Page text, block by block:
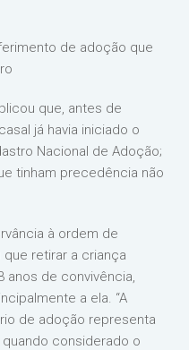
de adoção que
que, antes de
já havia iniciado o
Nacional de Adoção;
tinham precedência não
à ordem de
retirar a criança
anos de convivência,
a ela. “A
de adoção representa
considerado o